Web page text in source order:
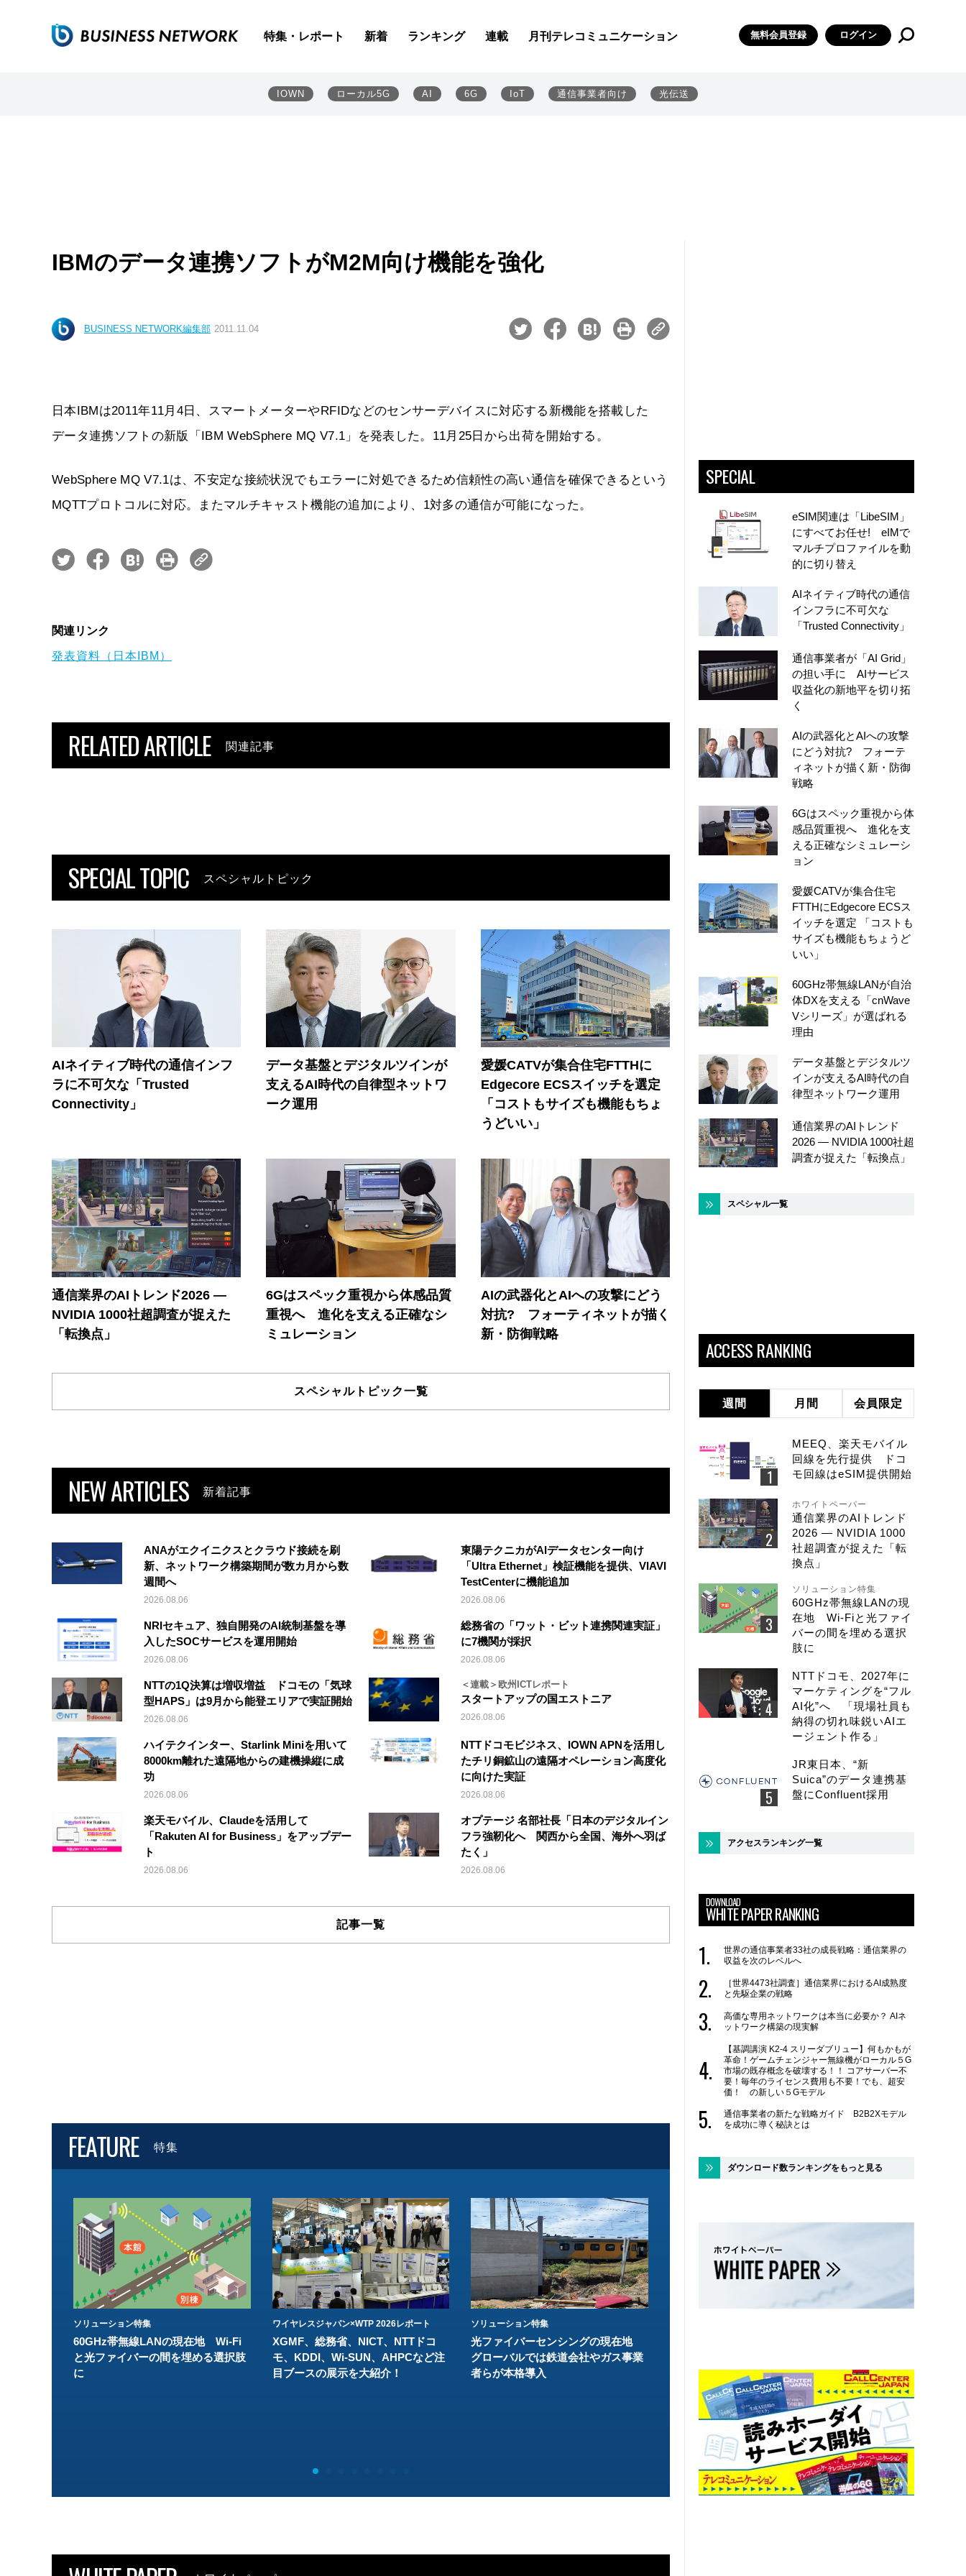
特集・レポート 新着 ランキング 連載 月刊テレコミュニケーション 無料会員登録 ログイン
IOWN ローカル5G AI 6G IoT 通信事業者向け 光伝送
IBMのデータ連携ソフトがM2M向け機能を強化
BUSINESS NETWORK編集部 2011.11.04
日本IBMは2011年11月4日、スマートメーターやRFIDなどのセンサーデバイスに対応する新機能を搭載した
データ連携ソフトの新版「IBM WebSphere MQ V7.1」を発表した。11月25日から出荷を開始する。
WebSphere MQ V7.1は、不安定な接続状況でもエラーに対処できるため信頼性の高い通信を確保できるという
MQTTプロトコルに対応。またマルチキャスト機能の追加により、1対多の通信が可能になった。
関連リンク
発表資料（日本IBM）
RELATED ARTICLE 関連記事
SPECIAL TOPIC スペシャルトピック
AIネイティブ時代の通信インフ
ラに不可欠な「Trusted
Connectivity」
データ基盤とデジタルツインが
支えるAI時代の自律型ネットワ
ーク運用
愛媛CATVが集合住宅FTTHに
Edgecore ECSスイッチを選定
「コストもサイズも機能もちょ
うどいい」
通信業界のAIトレンド2026 ―
NVIDIA 1000社超調査が捉えた
「転換点」
6Gはスペック重視から体感品質
重視へ 進化を支える正確なシ
ミュレーション
AIの武器化とAIへの攻撃にどう
対抗? フォーティネットが描く
新・防御戦略
スペシャルトピック一覧
NEW ARTICLES 新着記事
ANAがエクイニクスとクラウド接続を刷
新、ネットワーク構築期間が数カ月から数
週間へ
2026.08.06
東陽テクニカがAIデータセンター向け
「Ultra Ethernet」検証機能を提供、VIAVI
TestCenterに機能追加
2026.08.06
NRIセキュア、独自開発のAI統制基盤を導
入したSOCサービスを運用開始
2026.08.06
総務省の「ワット・ビット連携関連実証」
に7機関が採択
2026.08.06
NTTの1Q決算は増収増益 ドコモの「気球
型HAPS」は9月から能登エリアで実証開始
2026.08.06
＜連載＞欧州ICTレポート
スタートアップの国エストニア
2026.08.06
ハイテクインター、Starlink Miniを用いて
8000km離れた遠隔地からの建機操縦に成
功
2026.08.06
NTTドコモビジネス、IOWN APNを活用し
たチリ銅鉱山の遠隔オペレーション高度化
に向けた実証
2026.08.06
楽天モバイル、Claudeを活用して
「Rakuten AI for Business」をアップデー
ト
2026.08.06
オプテージ 名部社長「日本のデジタルイン
フラ強靭化へ 関西から全国、海外へ羽ば
たく」
2026.08.06
記事一覧
FEATURE 特集
ソリューション特集
60GHz帯無線LANの現在地 Wi-Fi
と光ファイバーの間を埋める選択肢
に
ワイヤレスジャパン×WTP 2026レポート
XGMF、総務省、NICT、NTTドコ
モ、KDDI、Wi-SUN、AHPCなど注
目ブースの展示を大紹介！
ソリューション特集
光ファイバーセンシングの現在地
グローバルでは鉄道会社やガス事業
者らが本格導入
ルLLMに備えを
こう
SPECIAL
eSIM関連は「LibeSIM」
にすべてお任せ! eIMで
マルチプロファイルを動
的に切り替え
AIネイティブ時代の通信
インフラに不可欠な
「Trusted Connectivity」
通信事業者が「AI Grid」
の担い手に AIサービス
収益化の新地平を切り拓
く
AIの武器化とAIへの攻撃
にどう対抗? フォーテ
ィネットが描く新・防御
戦略
6Gはスペック重視から体
感品質重視へ 進化を支
える正確なシミュレーシ
ョン
愛媛CATVが集合住宅
FTTHにEdgecore ECSス
イッチを選定 「コストも
サイズも機能もちょうど
いい」
60GHz帯無線LANが自治
体DXを支える「cnWave
Vシリーズ」が選ばれる
理由
データ基盤とデジタルツ
インが支えるAI時代の自
律型ネットワーク運用
通信業界のAIトレンド
2026 ― NVIDIA 1000社超
調査が捉えた「転換点」
スペシャル一覧
ACCESS RANKING
週間 月間 会員限定
MEEQ、楽天モバイル
回線を先行提供 ドコ
モ回線はeSIM提供開始
ホワイトペーパー
通信業界のAIトレンド
2026 ― NVIDIA 1000
社超調査が捉えた「転
換点」
ソリューション特集
60GHz帯無線LANの現
在地 Wi-Fiと光ファイ
バーの間を埋める選択
肢に
NTTドコモ、2027年に
マーケティングを“フル
AI化”へ 「現場社員も
納得の切れ味鋭いAIエ
ージェント作る」
JR東日本、“新
Suica”のデータ連携基
盤にConfluent採用
アクセスランキング一覧
DOWNLOAD
WHITE PAPER RANKING
世界の通信事業者33社の成長戦略：通信業界の
収益を次のレベルへ
［世界4473社調査］通信業界におけるAI成熟度
と先駆企業の戦略
高価な専用ネットワークは本当に必要か？ AIネ
ットワーク構築の現実解
【基調講演 K2-4 スリーダブリュー】何もかもが
革命！ゲームチェンジャー無線機がローカル５G
市場の既存概念を破壊する！！ コアサーバー不
要！毎年のライセンス費用も不要！でも、超安
価！ の新しい５Gモデル
通信事業者の新たな戦略ガイド B2B2Xモデル
を成功に導く秘訣とは
ダウンロード数ランキングをもっと見る